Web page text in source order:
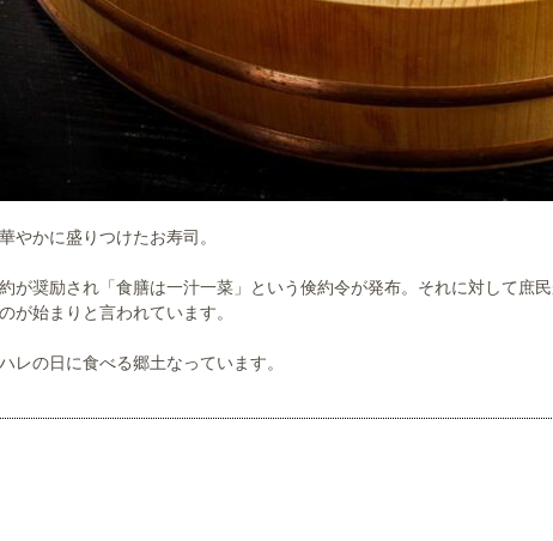
やかに盛りつけたお寿司。
が奨励され「食膳は一汁一菜」という倹約令が発布。それに対して庶
が始まりと言われています。
レの日に食べる郷土なっています。